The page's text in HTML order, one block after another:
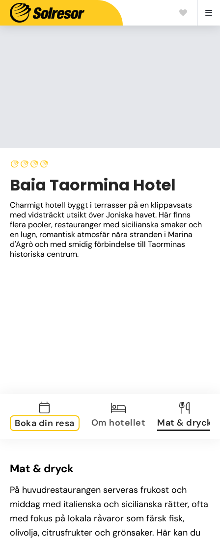
Baia Taormina Hotel
Charmigt hotell byggt i terrasser på en klippavsats
med vidsträckt utsikt över Joniska havet. Här finns
flera pooler, restauranger med sicilianska smaker och
en lugn, romantisk atmosfär nära stranden i Marina
d'Agrò och med smidig förbindelse till Taorminas
historiska centrum.
Boka din resa Om hotellet Mat & dryck
Mat & dryck
På huvudrestaurangen serveras frukost och
middag med italienska och sicilianska rätter, ofta
med fokus på lokala råvaror som färsk fisk,
olivolja, citrusfrukter och grönsaker. Här kan du